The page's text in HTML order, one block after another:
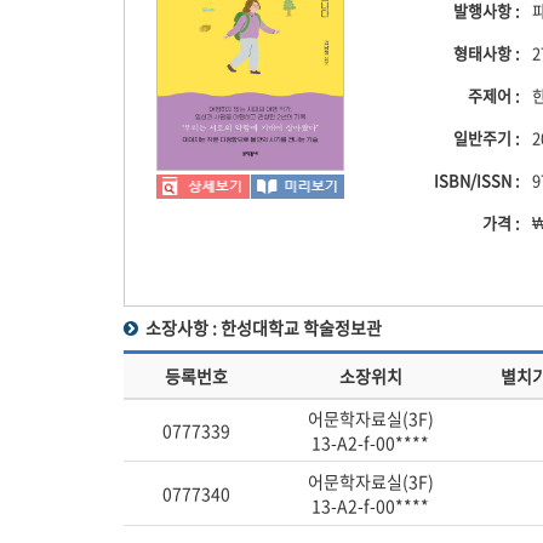
발행사항 :
형태사항 :
주제어 :
일반주기 :
ISBN/ISSN :
가격 :
소장사항 :한성대학교 학술정보관
소장사항
등록번호 소장위치 별치
0777339
어문학자료실(3F)
13-A2-f-00****
0777340
어문학자료실(3F)
13-A2-f-00****